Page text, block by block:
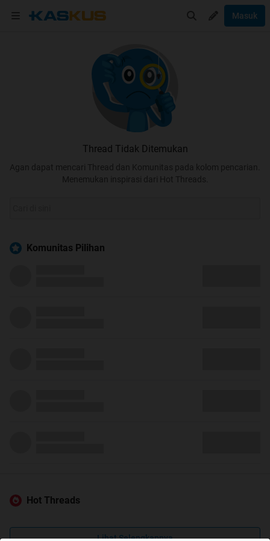
Masuk
Thread Tidak Ditemukan
Agan dapat mencari Thread dan Komunitas pada kolom pencarian.
Menemukan inspirasi dari Hot Threads.
Komunitas Pilihan
Hot Threads
Lihat Selengkapnya